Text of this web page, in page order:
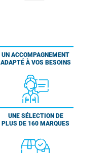
UN ACCOMPAGNEMENT
ADAPTÉ À VOS BESOINS
UNE SÉLECTION DE
PLUS DE 160 MARQUES